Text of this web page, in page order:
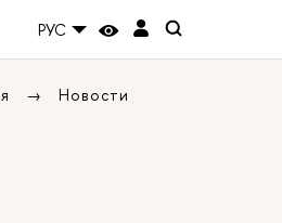
РУС
Новости